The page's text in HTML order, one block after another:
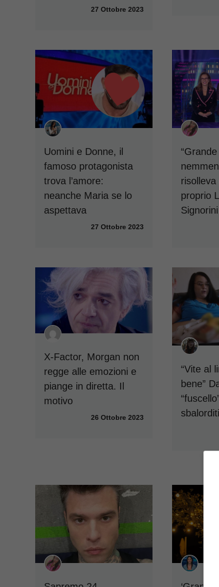
27 Ottobre 2023
Uomini e Donne, il
famoso protagonista
trova l’amore:
neanche Maria se lo
aspettava
27 Ottobre 2023
risolleva
proprio
Signorini
X-Factor, Morgan non
regge alle emozioni e
piange in diretta. Il
motivo
26 Ottobre 2023
“Vite al
bene”